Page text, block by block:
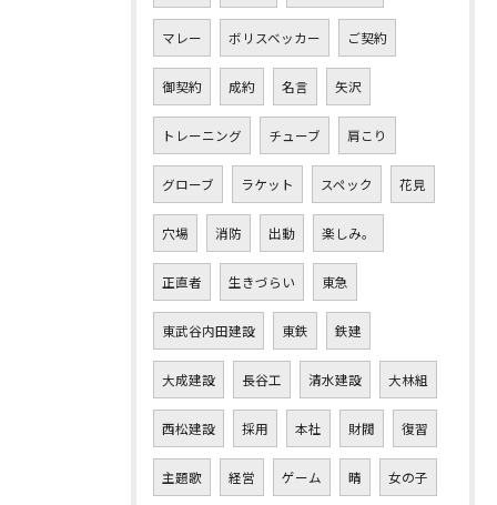
マレー ボリスベッカー ご契約
御契約 成約 名言 矢沢
トレーニング チューブ 肩こり
グローブ ラケット スペック 花見
穴場 消防 出動 楽しみ。
正直者 生きづらい 東急
東武谷内田建設 東鉄 鉄建
大成建設 長谷工 清水建設 大林組
西松建設 採用 本社 財閥 復習
主題歌 経営 ゲーム 晴 女の子